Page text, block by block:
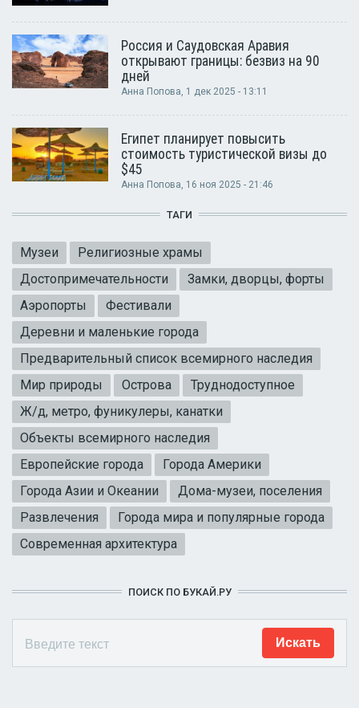
Россия и Саудовская Аравия
открывают границы: безвиз на 90
дней
Анна Попова, 1 дек 2025 - 13:11
Египет планирует повысить
стоимость туристической визы до
$45
Анна Попова, 16 ноя 2025 - 21:46
ТАГИ
Музеи
Религиозные храмы
Достопримечательности
Замки, дворцы, форты
Аэропорты
Фестивали
Деревни и маленькие города
Предварительный список всемирного наследия
Мир природы
Острова
Труднодоступное
Ж/д, метро, фуникулеры, канатки
Объекты всемирного наследия
Европейские города
Города Америки
Города Азии и Океании
Дома-музеи, поселения
Развлечения
Города мира и популярные города
Современная архитектура
ПОИСК ПО БУКАЙ.РУ